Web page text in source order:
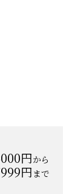
円から
円まで